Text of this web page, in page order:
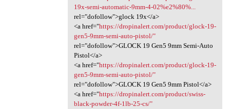
19x-semi-automatic-9mm-4-02%e2%80%...
rel="dofollow">glock 19x</a>
<a href="https://dropinalert.com/product/glock-19-
gen5-9mm-semi-auto-pistol/"
rel="dofollow">GLOCK 19 Gen5 9mm Semi-Auto
Pistol</a>
<a href="https://dropinalert.com/product/glock-19-
gen5-9mm-semi-auto-pistol/"
rel="dofollow">GLOCK 19 Gen5 9mm Pistol</a>
<a href="https://dropinalert.com/product/swiss-
black-powder-4f-1lb-25-cs/"